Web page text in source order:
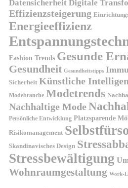
Datensicherheit Digitale
Effizienzsteigerung
Energieeffizienz
Fashion Trends Gesunde
Gesundheit Gesundheitstipps
Sicherheit Künstliche
Modebranche Modetrends
Nachhaltige Mode
Persönliche Entwicklung Platzsparende
Risikomanagement
Skandinavisches Design
Stressbewältigung
Wohnraumgestaltung Work-